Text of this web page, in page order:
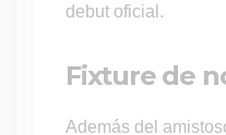
debut oficial.
Fixture de
Además del